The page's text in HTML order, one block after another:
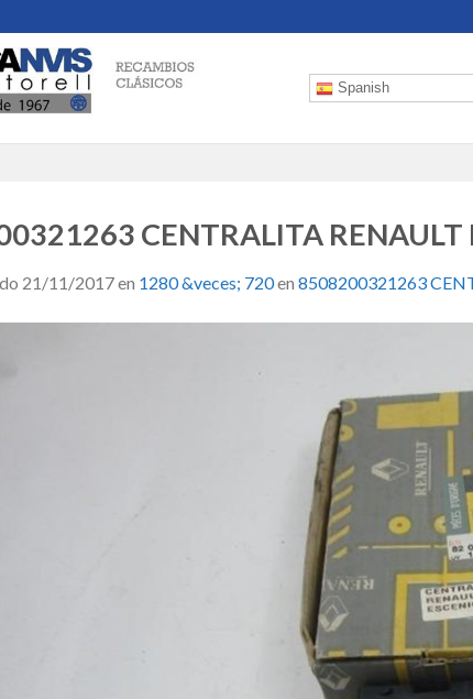
Spanish
CENTRALITA RENAULT
21/11/2017en 1280 &veces; 720en 8508200321263